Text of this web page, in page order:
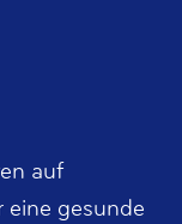
auf
eine gesunde